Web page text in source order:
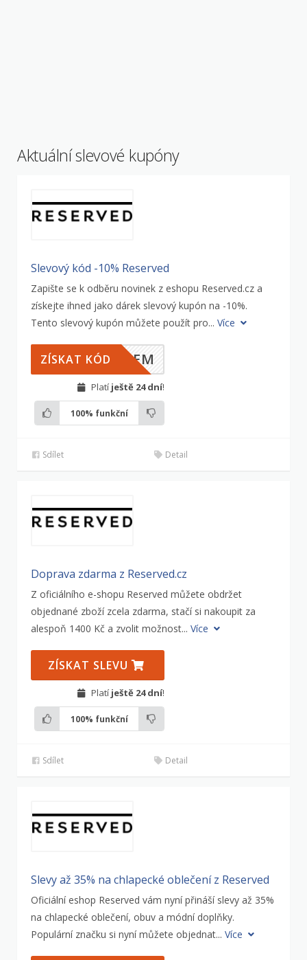
Aktuální slevové kupóny
Slevový kód -10% Reserved
Zapište se k odběru novinek z eshopu Reserved.cz a
získejte ihned jako dárek slevový kupón na -10%.
Tento slevový kupón můžete použít pro... Více
ILEM
ZÍSKAT KÓD
Platí ještě 24 dní!
100% funkční
Sdílet Detail
Doprava zdarma z Reserved.cz
Z oficiálního e-shopu Reserved můžete obdržet
objednané zboží zcela zdarma, stačí si nakoupit za
alespoň 1400 Kč a zvolit možnost... Více
ZÍSKAT SLEVU
Platí ještě 24 dní!
100% funkční
Sdílet Detail
Slevy až 35% na chlapecké oblečení z Reserved
Oficiální eshop Reserved vám nyní přináší slevy až 35%
na chlapecké oblečení, obuv a módní doplňky.
Populární značku si nyní můžete objednat... Více